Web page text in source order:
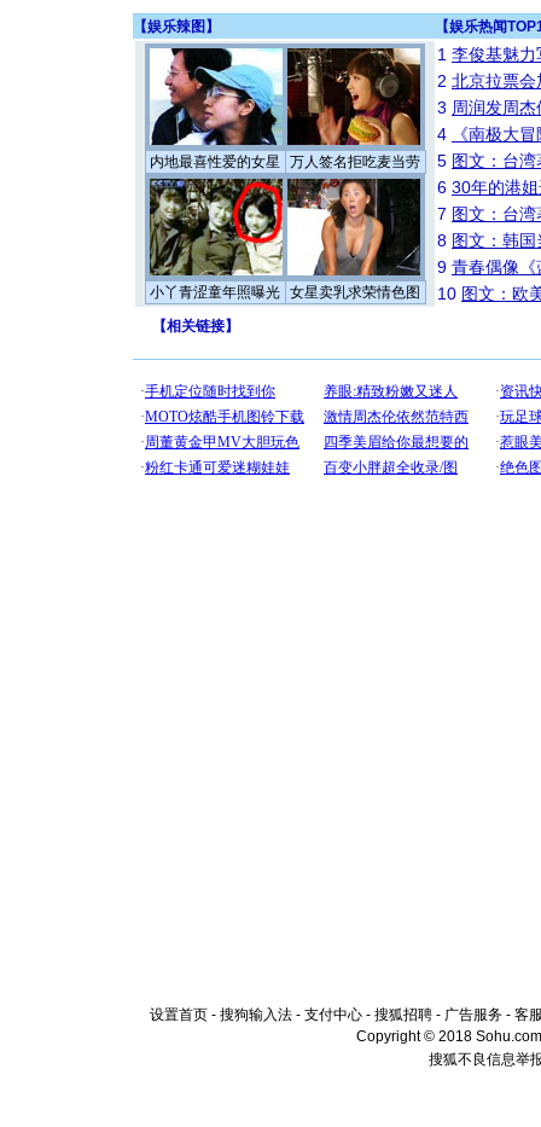
【娱乐辣图 】 【娱乐热闻
内地最喜性爱的女星 万人签名拒吃麦当劳
小丫青涩童年照曝光 女星卖乳求荣情色图
1 李俊基魅力
2 北京拉票
3 周润发周
4
《南极大
5 图文：台
6 30年的港
7 图文：台
8 图文：韩
9 青春偶像《
10 图文：欧
【相关链接】
设置首页 - 搜狗输入法 - 支付中心 - 搜狐招聘 - 广告服务 - 客
Copyright © 2018
搜狐不良信息举